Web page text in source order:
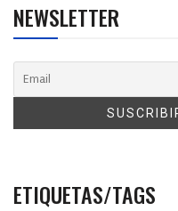
NEWSLETTER
ETIQUETAS/TAGS